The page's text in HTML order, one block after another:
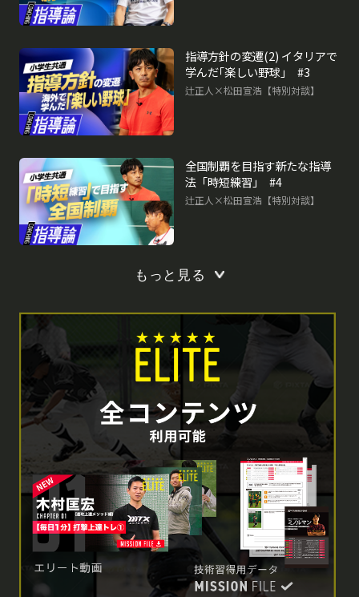
指導方針の変遷(2) イタリアで
学んだ｢楽しい野球｣ #3
辻正人×松田宣浩【特別対談】
全国制覇を目指す新たな指導
法「時短練習｣ #4
辻正人×松田宣浩【特別対談】
もっと見る